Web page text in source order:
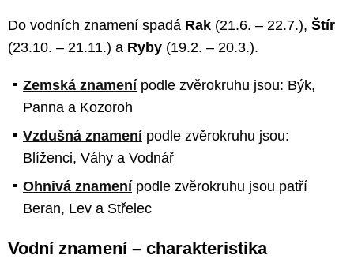
Do vodních znamení spadá Rak (21.6. – 22.7.), Štír
(23.10. – 21.11.) a Ryby (19.2. – 20.3.).
Zemská znamenípodle zvěrokruhu jsou: Býk,
Panna a Kozoroh
Vzdušná znamení podle zvěrokruhu jsou:
Blíženci, Váhy a Vodnář
Ohnivá znamení podle zvěrokruhu jsou patří
Beran, Lev a Střelec
Vodní znamení – charakteristika